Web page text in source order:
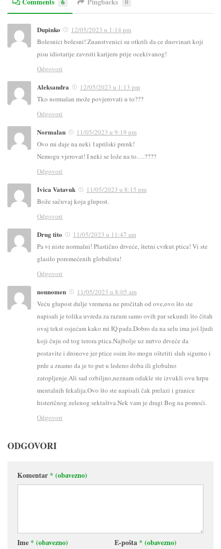
Dupinko
12/05/2023 u 1:14 pm
Bolesnici bolesni! Znanstvenici su otkrili da ce dnovinari koji
pisu idiotarije zavrsiti karijeru prije ocekivanog!
Odgovori
Aleksandra
12/05/2023 u 1:13 pm
Tko normalan može povjerovati u to???
Odgovori
Normalan
11/05/2023 u 9:19 pm
Ovo mi daje na neki 1aprilski prenk!
Nemogu vjerovat! I neki se lože na to….????
Odgovori
Ivica Vatavuk
11/05/2023 u 8:15 pm
Bože sačuvaj koja glupost.
Odgovori
Drug tito
11/05/2023 u 11:47 am
Pa vi niste normalni! Plastično drveće, štetni cvrkut ptica! Vi ste
glasilo poremećenih globalista!
Odgovori
nonnomen
11/05/2023 u 8:05 am
Veću glupost dulje vremena ne pročitah od ove,ovo što ste
napisali je tolika uvreda za razum samo ovih par sekundi što čitah
ovaj tekst osjećam kako mi IQ pada.Dobro da na selu ima još ljudi
koji čuju od tog terora ptica.Najbolje uz mrtvo drveće da
postavite i dronove jer ptice osim što mogu oštetiti sluh sigurno i
prde a znamo da je to put u ledeno doba ili globalno
zatopljenje.Ali sad ozbiljno,neznam odakle ste izvukli ovu hrpu
mentalnih fekalija.Ovo što ste napisali čak prelazi i granice
histeričnog zelenog sektaštva.Nek vam je dragi Bog na pomoći.
Odgovori
ODGOVORI
Komentar * (obavezno)
Ime * (obavezno) E-pošta * (obavezno)